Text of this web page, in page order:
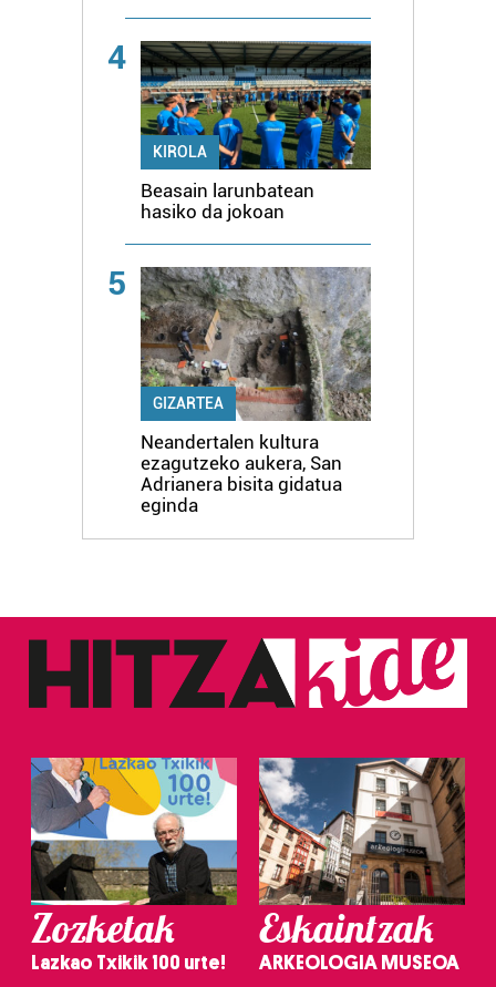
4
KIROLA
Beasain larunbatean
hasiko da jokoan
5
GIZARTEA
Neandertalen kultura
ezagutzeko aukera, San
Adrianera bisita gidatua
eginda
Zozketak
Lazkao Txikik 100 urte!
Eskaintzak
ARKEOLOGIA MUSEOA